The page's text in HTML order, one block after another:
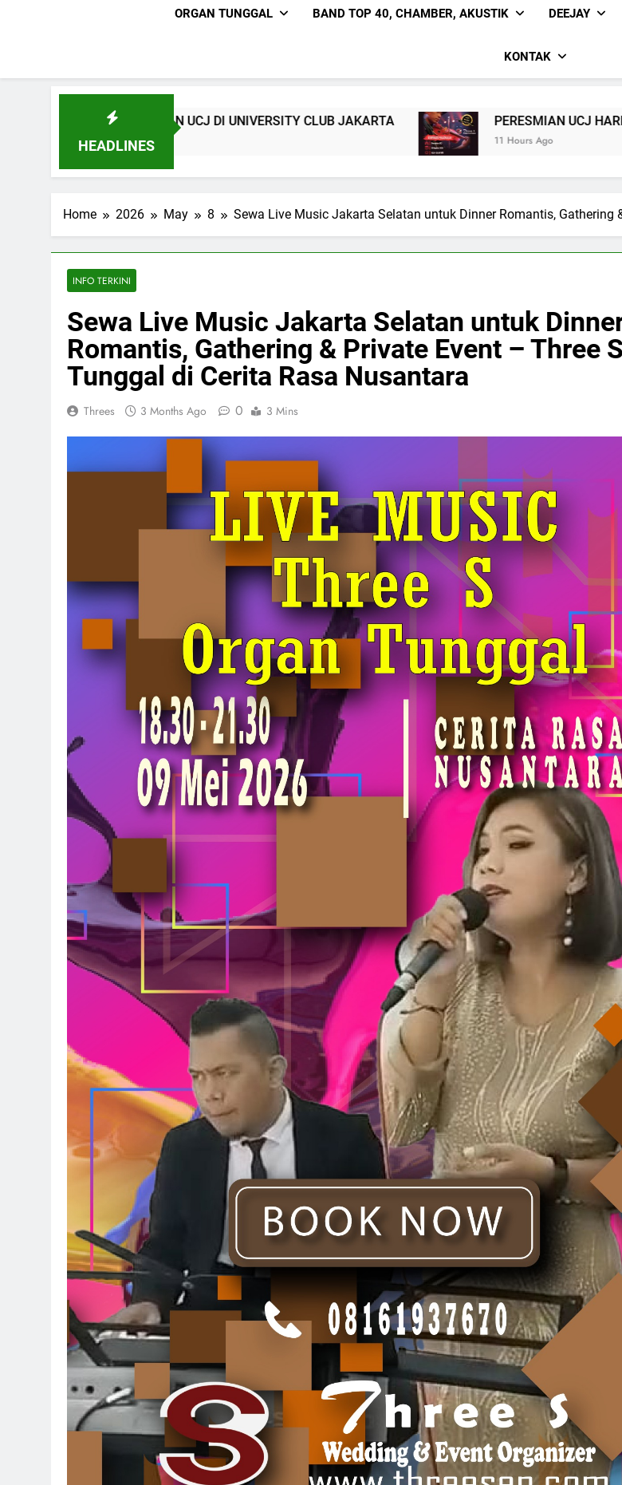
ORGAN TUNGGAL BAND TOP 40, CHAMBER, AKUSTIK DEEJAY
KONTAK
HEADLINES
UCJ DI UNIVERSITY CLUB JAKARTA PERESMIAN UCJ HARI INI – SEWA
11 Hours Ago
Home 2026 May 8 Sewa Live Music Jakarta Selatan untuk Dinner Romantis,
INFO TERKINI
Sewa Live Music Jakarta Selatan untuk
Romantis, Gathering & Private Event – Three
Tunggal di Cerita Rasa Nusantara
Threes 3 Months Ago 0 3 Mins